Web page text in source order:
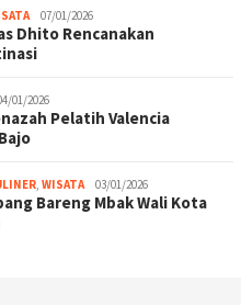
07/01/2026
Dhito Rencanakan
01/2026
Pelatih Valencia
WISATA 03/01/2026
Bareng Mbak Wali Kota